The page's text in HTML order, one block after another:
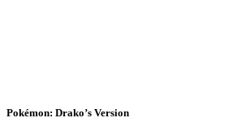
Pokémon: Drako’s Version